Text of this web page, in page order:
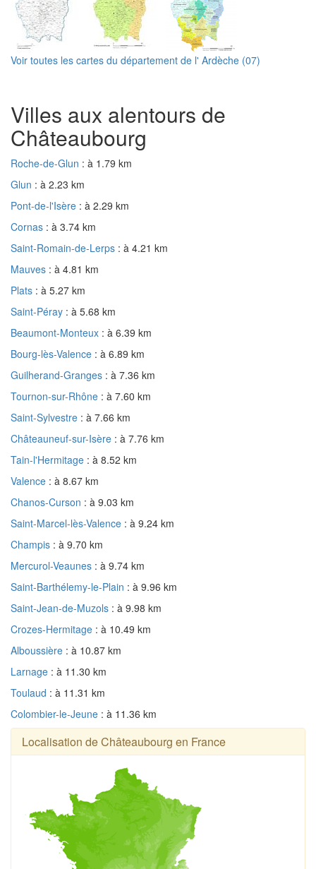
Voir toutes les cartes du département de l' Ardèche (07)
Villes aux alentours de
Châteaubourg
Roche-de-Glun : à 1.79 km
Glun : à 2.23 km
Pont-de-l'Isère : à 2.29 km
Cornas : à 3.74 km
Saint-Romain-de-Lerps : à 4.21 km
Mauves : à 4.81 km
Plats : à 5.27 km
Saint-Péray : à 5.68 km
Beaumont-Monteux : à 6.39 km
Bourg-lès-Valence : à 6.89 km
Guilherand-Granges : à 7.36 km
Tournon-sur-Rhône : à 7.60 km
Saint-Sylvestre : à 7.66 km
Châteauneuf-sur-Isère : à 7.76 km
Tain-l'Hermitage : à 8.52 km
Valence : à 8.67 km
Chanos-Curson : à 9.03 km
Saint-Marcel-lès-Valence : à 9.24 km
Champis : à 9.70 km
Mercurol-Veaunes : à 9.74 km
Saint-Barthélemy-le-Plain : à 9.96 km
Saint-Jean-de-Muzols : à 9.98 km
Crozes-Hermitage : à 10.49 km
Alboussière : à 10.87 km
Larnage : à 11.30 km
Toulaud : à 11.31 km
Colombier-le-Jeune : à 11.36 km
Localisation de Châteaubourg en France